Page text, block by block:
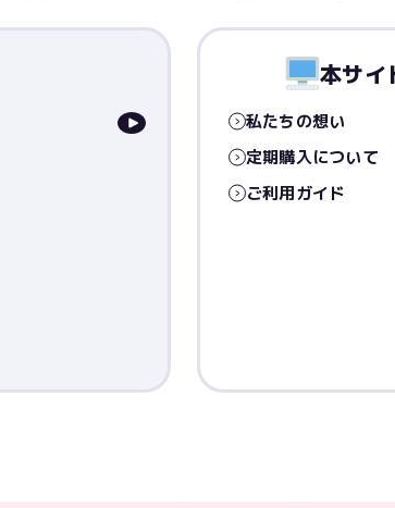
本サイ
私たちの想い
定期購入について
ご利用ガイド